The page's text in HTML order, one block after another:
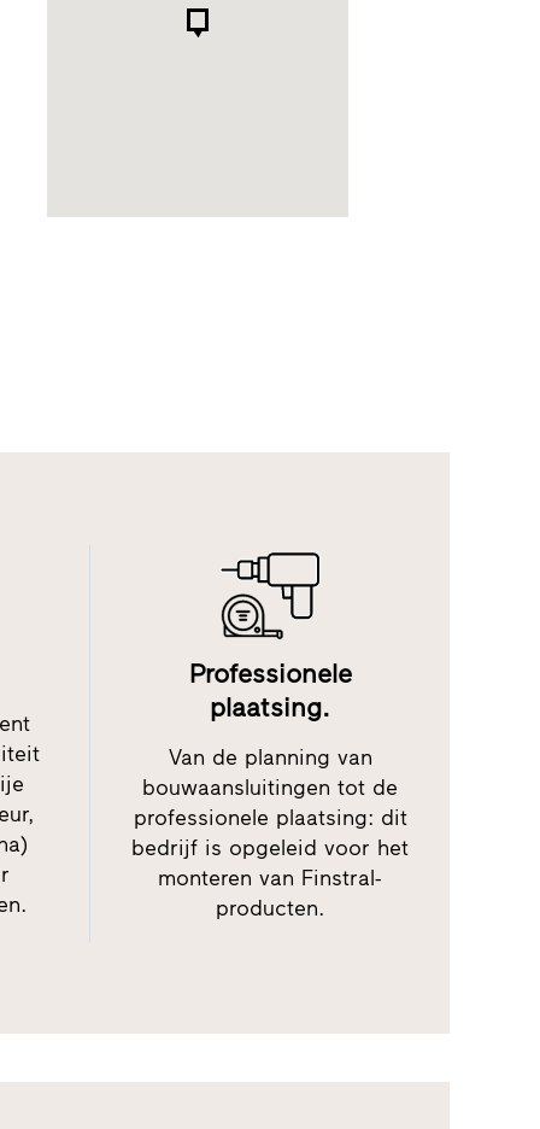
Professionele
plaatsing.
Van de planning van
bouwaansluitingen tot de
professionele plaatsing: dit
bedrijf is opgeleid voor het
monteren van Finstral-
producten.